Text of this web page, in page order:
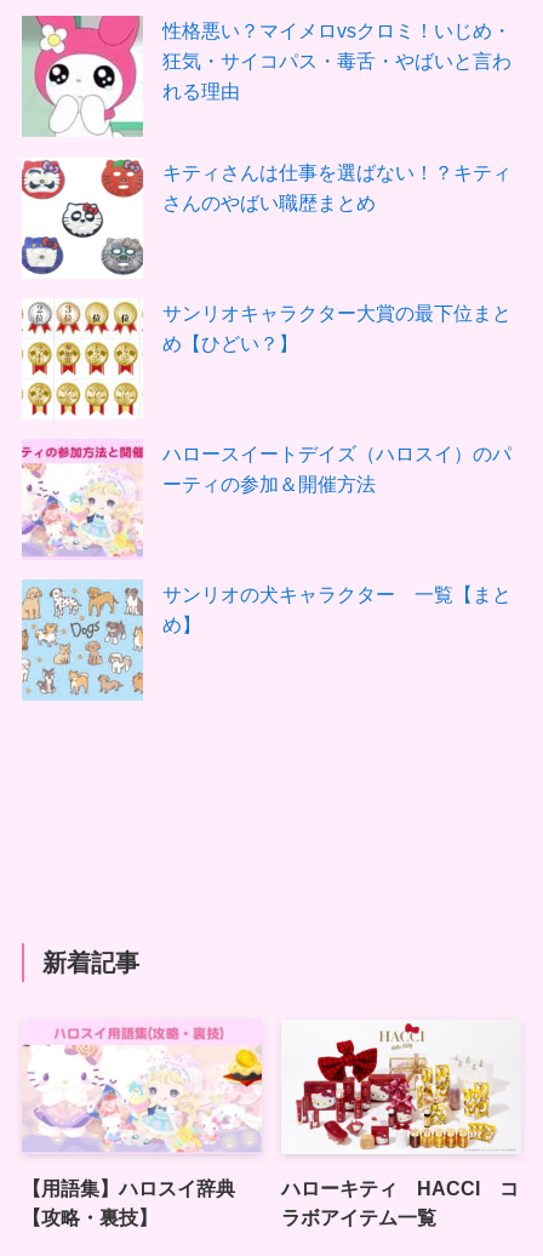
性格悪い？マイメロvsクロミ！いじめ・
狂気・サイコパス・毒舌・やばいと言わ
れる理由
キティさんは仕事を選ばない！？キティ
さんのやばい職歴まとめ
サンリオキャラクター大賞の最下位まと
め【ひどい？】
ハロースイートデイズ（ハロスイ）のパ
ーティの参加＆開催方法
サンリオの犬キャラクター 一覧【まと
め】
新着記事
【用語集】ハロスイ辞典
【攻略・裏技】
ハローキティ HACCI コ
ラボアイテム一覧